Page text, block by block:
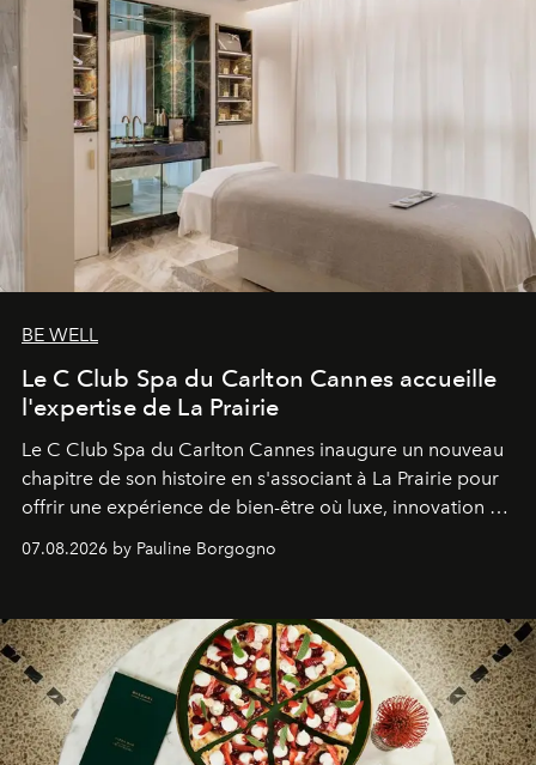
BE WELL
Le C Club Spa du Carlton Cannes accueille
l'expertise de La Prairie
Le C Club Spa du Carlton Cannes inaugure un nouveau
chapitre de son histoire en s'associant à La Prairie pour
offrir une expérience de bien-être où luxe, innovation et
expertise se rencontrent.
07.08.2026 by Pauline Borgogno